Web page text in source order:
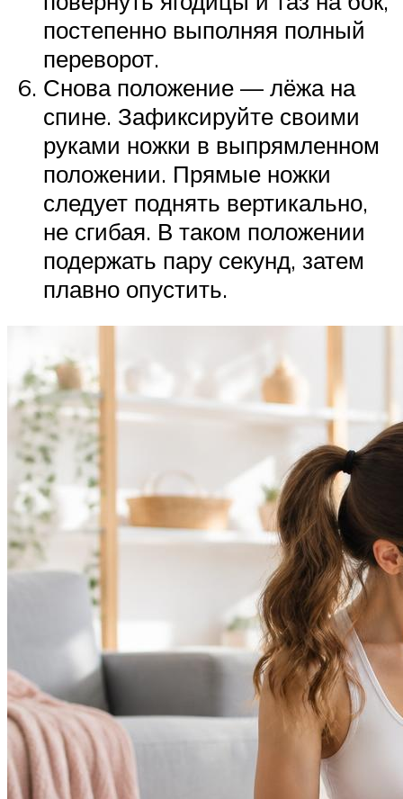
постепенно выполняя полный
переворот.
Снова положение — лёжа на
спине. Зафиксируйте своими
руками ножки в выпрямленном
положении. Прямые ножки
следует поднять вертикально,
не сгибая. В таком положении
подержать пару секунд, затем
плавно опустить.